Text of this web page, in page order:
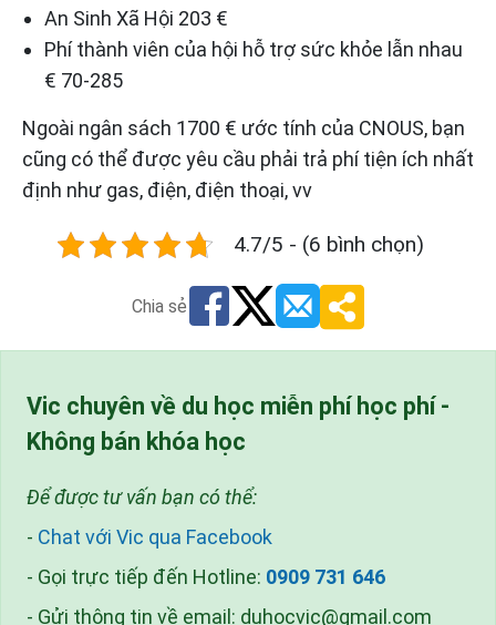
An Sinh Xã Hội 203 €
Phí thành viên của hội hỗ trợ sức khỏe lẫn nhau
€ 70-285
Ngoài ngân sách 1700 € ước tính của CNOUS, bạn
cũng có thể được yêu cầu phải trả phí tiện ích nhất
định như gas, điện, điện thoại, vv
4.7/5 - (6 bình chọn)
Chia sẻ
Vic chuyên về du học miễn phí học phí -
Không bán khóa học
Để được tư vấn bạn có thể:
- Chat với Vic qua Facebook
- Gọi trực tiếp đến Hotline: 0909 731 646
- Gửi thông tin về email: duhocvic@gmail.com